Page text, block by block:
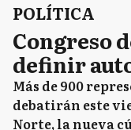
POLÍTICA
Congreso
definir
Más de 900
debatirán este
Norte, la nueva